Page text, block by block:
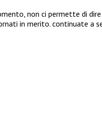
non ci permette di
in merito. continuate a